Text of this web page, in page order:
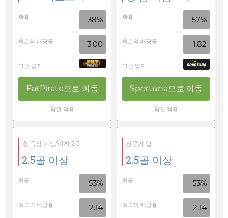
확률 38%
최고의 배당률 3.00
마권 업자
FatPirate으로 이동
약관 적용
확률 57%
최고의 배당률 1.82
마권 업자
Sportuna으로 이동
약관 적용
총 득점 이상/이하 2.5
2.5골 이상
확률 53%
최고의 배당률 2.14
전문가 팁
2.5골 이상
확률 53%
최고의 배당률 2.14